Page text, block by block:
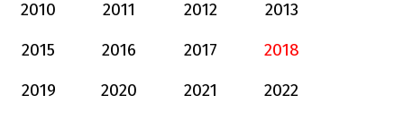
2010 2011 2012
2013
2015
2016 2017
2018
2019
2020 2021
2022